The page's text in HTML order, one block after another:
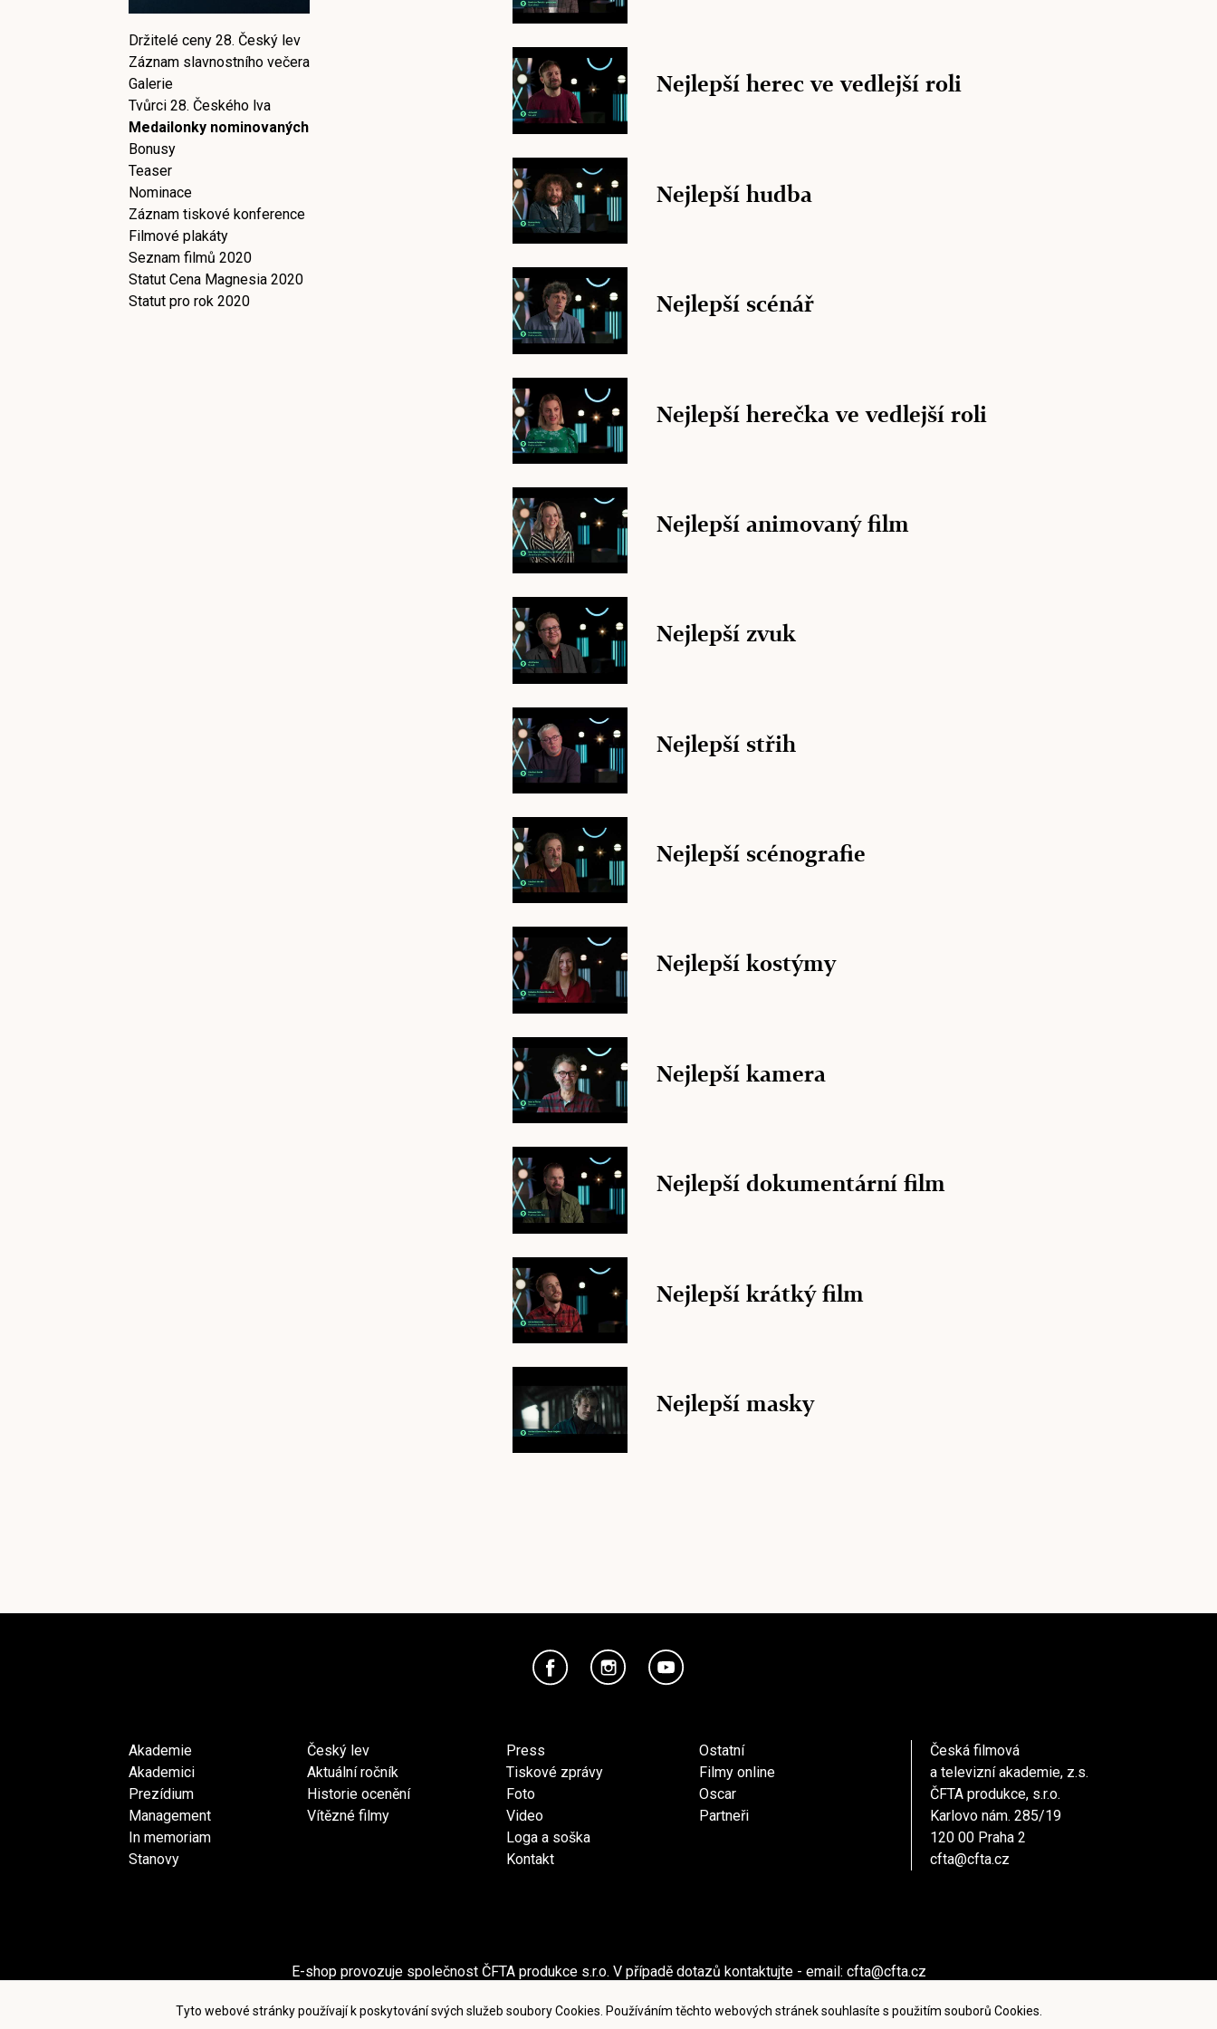
Držitelé ceny 28. Český lev
Záznam slavnostního večera
Galerie
Tvůrci 28. Českého lva
Medailonky nominovaných
Bonusy
Teaser
Nominace
Záznam tiskové konference
Filmové plakáty
Seznam filmů 2020
Statut Cena Magnesia 2020
Statut pro rok 2020
Nejlepší herec ve vedlejší roli
Nejlepší hudba
Nejlepší scénář
Nejlepší herečka ve vedlejší roli
Nejlepší animovaný film
Nejlepší zvuk
Nejlepší střih
Nejlepší scénografie
Nejlepší kostýmy
Nejlepší kamera
Nejlepší dokumentární film
Nejlepší krátký film
Nejlepší masky
Tyto webové stránky používají k poskytování svých služeb soubory Cookies. Používáním těchto webových stránek souhlasíte s použitím souborů Cookies.
Akademie
Akademici
Prezídium
Management
In memoriam
Stanovy
Český lev
Aktuální ročník
Historie ocenění
Vítězné filmy
Press
Tiskové zprávy
Foto
Video
Loga a soška
Kontakt
Ostatní
Filmy online
Oscar
Partneři
Česká filmová
a televizní akademie, z.s.
ČFTA produkce, s.r.o.
Karlovo nám. 285/19
120 00 Praha 2
cfta@cfta.cz
E-shop provozuje společnost ČFTA produkce s.r.o. V případě dotazů kontaktujte - email: cfta@cfta.cz